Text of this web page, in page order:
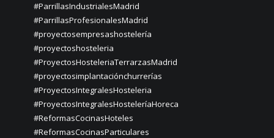
#ParrillasIndustrialesMadrid
#ParrillasProfesionalesMadrid
#proyectosempresashostelería
#proyectoshosteleria
#ProyectosHosteleriaTerrarzasMadrid
#proyectosimplantaciónchurrerías
#ProyectosIntegralesHosteleria
#ProyectosIntegralesHosteleríaHoreca
#ReformasCocinasHoteles
#ReformasCocinasParticulares